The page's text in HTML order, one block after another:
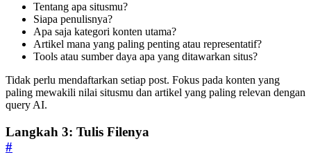
Tentang apa situsmu?
Siapa penulisnya?
Apa saja kategori konten utama?
Artikel mana yang paling penting atau representatif?
Tools atau sumber daya apa yang ditawarkan situs?
Tidak perlu mendaftarkan setiap post. Fokus pada konten yang
paling mewakili nilai situsmu dan artikel yang paling relevan dengan
query AI.
Langkah 3: Tulis Filenya
#